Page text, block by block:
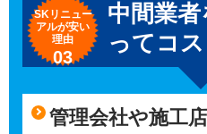
SKリニュー
アルが安い
理由
03
中間業
ってコ
管理会社や施工